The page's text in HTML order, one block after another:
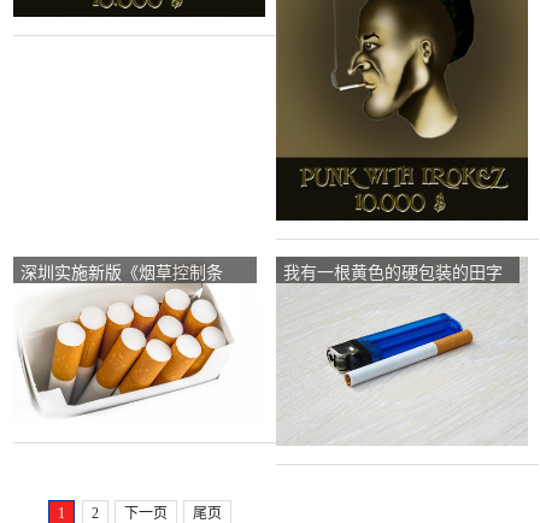
深圳实施新版《烟草控制条
例》。第一轮烟草控制回合如
何？你怎么想呢?
我有一根黄色的硬包装的田字
龙纹香烟。大约的市场价格是
多少？
1 2 下一页
尾页